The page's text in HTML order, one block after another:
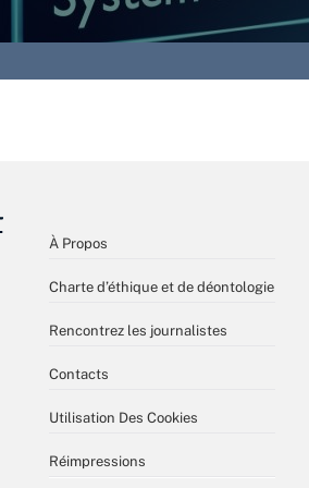
À Propos
Charte d’éthique et de déontologie
Rencontrez les journalistes
Contacts
Utilisation Des Cookies
Réimpressions